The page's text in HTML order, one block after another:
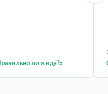
ли я иду?»